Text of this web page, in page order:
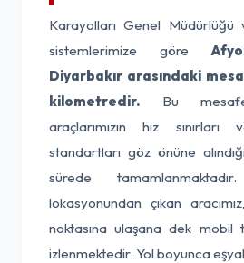
Karayolları Genel
sistemlerimize göre
Diyarbakır arasındaki
kilometredir. Bu
araçlarımızın hız
standartları göz önüne
sürede
lokasyonundan çıkan
noktasına ulaşana dek mobil
izlenmektedir. Yol boyunca